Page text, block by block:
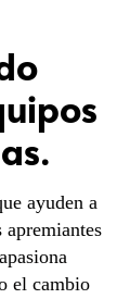
ayuden a
apremiantes
el cambio